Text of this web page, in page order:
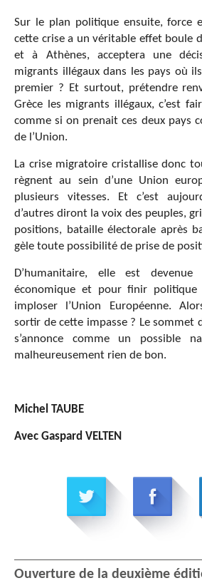
Sur le plan politique ensuite, force
cette crise a un véritable effet boule
et à Athènes, acceptera une
migrants illégaux dans les pays où
premier ? Et surtout, prétendre
Grèce les migrants illégaux, c’est
comme si on prenait ces deux pays
de l’Union.
La crise migratoire cristallise donc
règnent au sein d’une Union
plusieurs vitesses. Et c’est
d’autres diront la voix des peuples,
positions, bataille électorale après
gèle toute possibilité de prise de
D’humanitaire, elle est devenue
économique et pour finir
imploser l’Union Européenne.
sortir de cette impasse ? Le sommet
s’annonce comme un possible
malheureusement rien de bon.
Michel TAUBE
Avec Gaspard VELTEN
Ouverture de la deuxième